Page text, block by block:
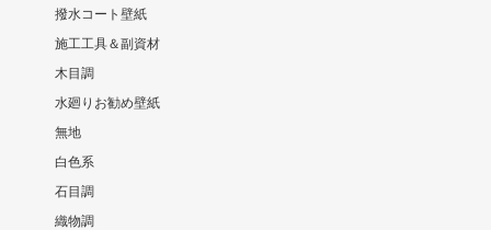
撥水コート壁紙
施工工具＆副資材
木目調
水廻りお勧め壁紙
無地
白色系
石目調
織物調